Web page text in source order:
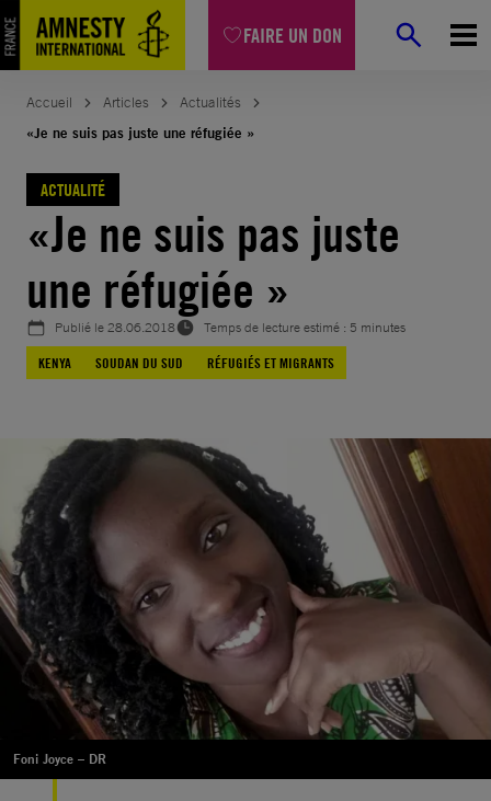
FAIRE UN DON
Aller
au
contenu
Accueil Articles
Actualités
«Je ne suis pas juste une réfugiée »
ACTUALITÉ
«Je ne suis pas juste
une réfugiée »
Publié le28.06.2018
Temps de lecture estimé : 5 minutes
KENYA
SOUDAN DU SUD RÉFUGIÉS ET MIGRANTS
Foni Joyce – DR